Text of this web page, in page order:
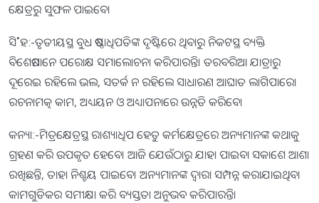
କ୍ଷେତ୍ରରୁ ସୁଫଳ ପାଇବେ।
ସି˚ହ:-ତୃତୀୟସ୍ଥ ବୁଧ ଷଷ୍ଠାଧିପତିଙ୍କ ଦୃଷ୍ଟିରେ ଥିବାରୁ ନିକଟସ୍ଥ ବ୍ୟକ୍ତି
ବିଶେଷମାନେ ପରୋକ୍ଷ ସମାଲୋଚନା କରିପାରନ୍ତି। ତରବରିଆ ଯାତ୍ରାରୁ
ଦୂରେଇ ରହିଲେ ଭଲ, ସତର୍କ ନ ରହିଲେ ସାଧାରଣ ଆଘାତ ଲାଗିପାରେ।
ରଚନାମତ୍କ କାମ, ଅଧ୍ୟୟନ ଓ ଅଧ୍ୟାପନାରେ ଉନ୍ନତି କରିବେ।
କନ୍ୟା:-ମିତ୍ରକ୍ଷେତ୍ରସ୍ଥ ରାଶ୍ୟାଧିପ ହେତୁ କର୍ମକ୍ଷେତ୍ରରେ ଅନ୍ୟମାନଙ୍କ କଥାକୁ
ଗ୍ରହଣ କରି ଉପକୃତ ହେବେ। ଆଜି ଯେଉଁଠାରୁ ଯାହା ପାଇବା ସକାଶେ ଆଶା
ରଖିଛନ୍ତି, ତାହା ନିଶ୍ଚୟ ପାଇବେ। ଅନ୍ୟମାନଙ୍କ ଦ୍ୱାରା ସମ୍ପନ୍ନ କରାଯାଇଥିବା
କାମଗୁଡିକର ସମୀକ୍ଷା କରି ବ୍ୟସ୍ତତା ଅନୁଭବ କରିପାରନ୍ତି।